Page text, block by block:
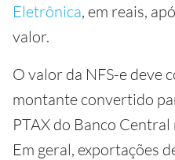
Eletrônica, em reais,
valor.
O valor da NFS-e deve
montante convertido
PTAX do Banco
Em geral, exportações